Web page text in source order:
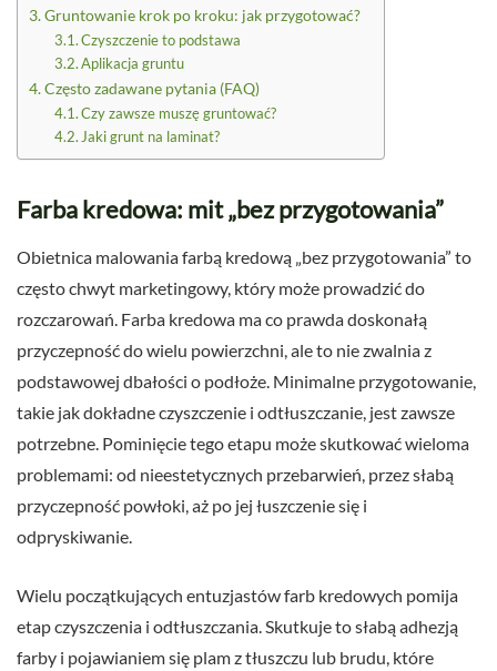
Gruntowanie krok po kroku: jak przygotować?
Czyszczenie to podstawa
Aplikacja gruntu
Często zadawane pytania (FAQ)
Czy zawsze muszę gruntować?
Jaki grunt na laminat?
Farba kredowa: mit „bez przygotowania”
Obietnica malowania farbą kredową „bez przygotowania” to
często chwyt marketingowy, który może prowadzić do
rozczarowań. Farba kredowa ma co prawda doskonałą
przyczepność do wielu powierzchni, ale to nie zwalnia z
podstawowej dbałości o podłoże. Minimalne przygotowanie,
takie jak dokładne czyszczenie i odtłuszczanie, jest zawsze
potrzebne. Pominięcie tego etapu może skutkować wieloma
problemami: od nieestetycznych przebarwień, przez słabą
przyczepność powłoki, aż po jej łuszczenie się i
odpryskiwanie.
Wielu początkujących entuzjastów farb kredowych pomija
etap czyszczenia i odtłuszczania. Skutkuje to słabą adhezją
farby i pojawianiem się plam z tłuszczu lub brudu, które